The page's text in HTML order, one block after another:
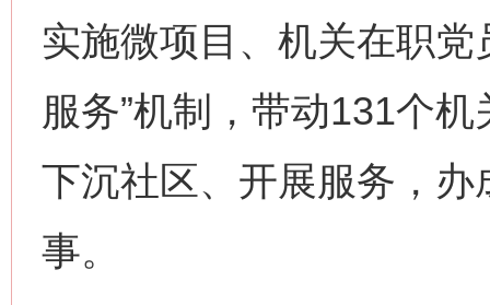
实施微项目、机关在职党
服务”机制，带动131个
下沉社区、开展服务，
事。